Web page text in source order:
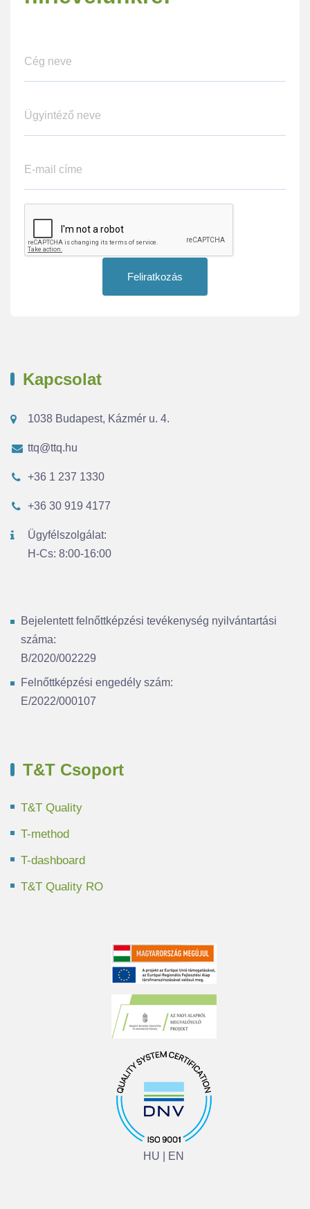
Feliratkozás
Kapcsolat
1038 Budapest, Kázmér u. 4.
ttq@ttq.hu
+36 1 237 1330
+36 30 919 4177
Ügyfélszolgálat:
H-Cs: 8:00-16:00
Bejelentett felnőttképzési tevékenység nyilvántartási
száma:
B/2020/002229
Felnőttképzési engedély szám:
E/2022/000107
T&T Csoport
T&T Quality
T-method
T-dashboard
T&T Quality RO
HU EN